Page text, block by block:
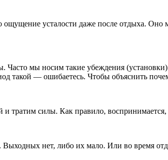
усталости даже после отдыха. Оно
Часто мы носим такие убеждения
такой — ошибаетесь. Чтобы объяснить
тратим силы. Как правило, воспринимается,
нет, либо их мало. Или во время